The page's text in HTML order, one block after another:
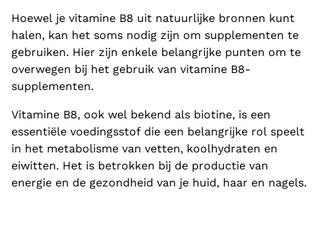
Hoewel je vitamine B8 uit natuurlijke bronnen kunt
halen, kan het soms nodig zijn om supplementen te
gebruiken. Hier zijn enkele belangrijke punten om te
overwegen bij het gebruik van vitamine B8-
supplementen.
Vitamine B8, ook wel bekend als biotine, is een
essentiële voedingsstof die een belangrijke rol speelt
in het metabolisme van vetten, koolhydraten en
eiwitten. Het is betrokken bij de productie van
energie en de gezondheid van je huid, haar en nagels.